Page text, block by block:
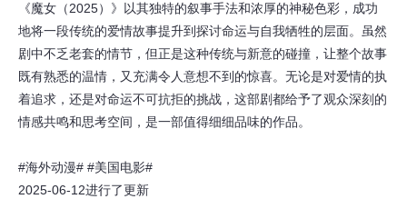
《魔女（2025）》以其独特的叙事手法和浓厚的神秘色彩，成功
地将一段传统的爱情故事提升到探讨命运与自我牺牲的层面。虽然
剧中不乏老套的情节，但正是这种传统与新意的碰撞，让整个故事
既有熟悉的温情，又充满令人意想不到的惊喜。无论是对爱情的执
着追求，还是对命运不可抗拒的挑战，这部剧都给予了观众深刻的
情感共鸣和思考空间，是一部值得细细品味的作品。
#海外动漫# #美国电影#
2025-06-12进行了更新